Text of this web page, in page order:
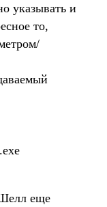
указывать и
то,
еще